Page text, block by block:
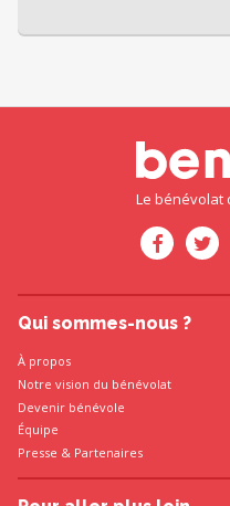
Le bénévolat
Qui sommes-nous ?
À propos
Notre vision du bénévolat
Devenir bénévole
Équipe
Presse & Partenaires